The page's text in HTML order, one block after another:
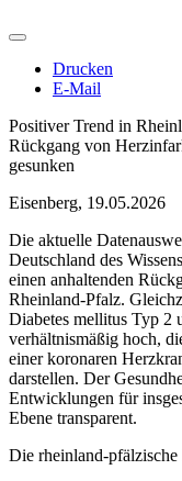
Drucken
E-Mail
Positiver Trend in
Rückgang von
gesunken
Eisenberg, 19.05.2026
Die aktuelle
Deutschland des
einen anhaltenden
Rheinland-Pfalz.
Diabetes mellitus Typ 2
verhältnismäßig hoch,
einer koronaren
darstellen. Der
Entwicklungen für
Ebene transparent.
Die rheinland-pfälzische